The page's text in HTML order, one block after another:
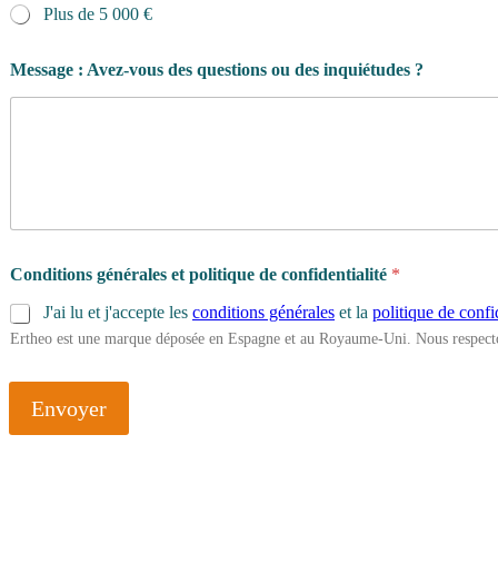
Plus de 5 000 €
Message : Avez-vous des questions ou des inquiétudes ?
Conditions générales et politique de confidentialité *
J'ai lu et j'accepte les conditions générales et la politique de
Ertheo est une marque déposée en Espagne et au Royaume-Uni. Nous
Envoyer